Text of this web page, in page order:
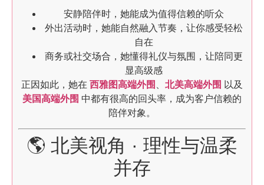
安静陪伴时，她能成为值得信赖的听众
外出活动时，她能自然融入节奏，让你感受轻松
自在
商务或社交场合，她懂得礼仪与氛围，让陪同更
显高级感
正因如此，她在 西雅图高端外围 北美高端外围 以及
美国高端外围 中都有很高的回头率，成为客户信赖的
陪伴对象。
🌎 北美视角 · 理性与温柔
并存